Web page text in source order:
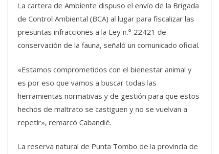
La cartera de Ambiente dispuso el envío de la Brigada
de Control Ambiental (BCA) al lugar para fiscalizar las
presuntas infracciones a la Ley n.° 22421 de
conservación de la fauna, señaló un comunicado oficial.
«Estamos comprometidos con el bienestar animal y
es por eso que vamos a buscar todas las
herramientas normativas y de gestión para que estos
hechos de maltrato se castiguen y no se vuelvan a
repetir», remarcó Cabandié.
La reserva natural de Punta Tombo de la provincia de